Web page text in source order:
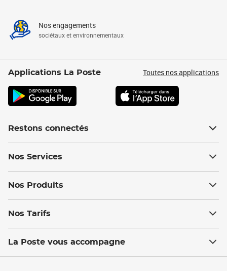
Nos engagements
sociétaux et environnementaux
Applications La Poste Toutes nos applications
Restons connectés
Nos Services
Nos Produits
Nos Tarifs
La Poste vous accompagne